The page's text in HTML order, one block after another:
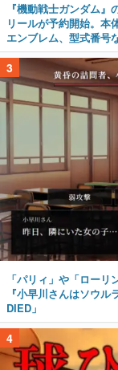
『機動戦士ガンダム
リールが予約開始。本
エンブレム、型式番号
3
「パリィ」や「ロー
『小早川さんはソウ
DIED」
4